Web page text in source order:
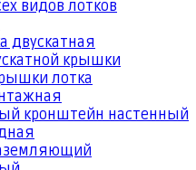
видов лотков
двускатная
крышки
лотка
кронштейн настенный